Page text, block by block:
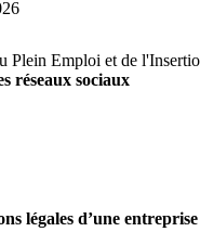
Plein Emploi et de
réseaux sociaux
légales d’une